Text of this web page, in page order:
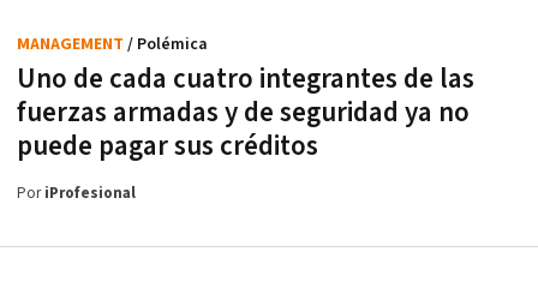
Uno de cada cuatro integrantes de las
fuerzas armadas y de seguridad ya no
puede pagar sus créditos
MANAGEMENT / Polémica
PoriProfesional